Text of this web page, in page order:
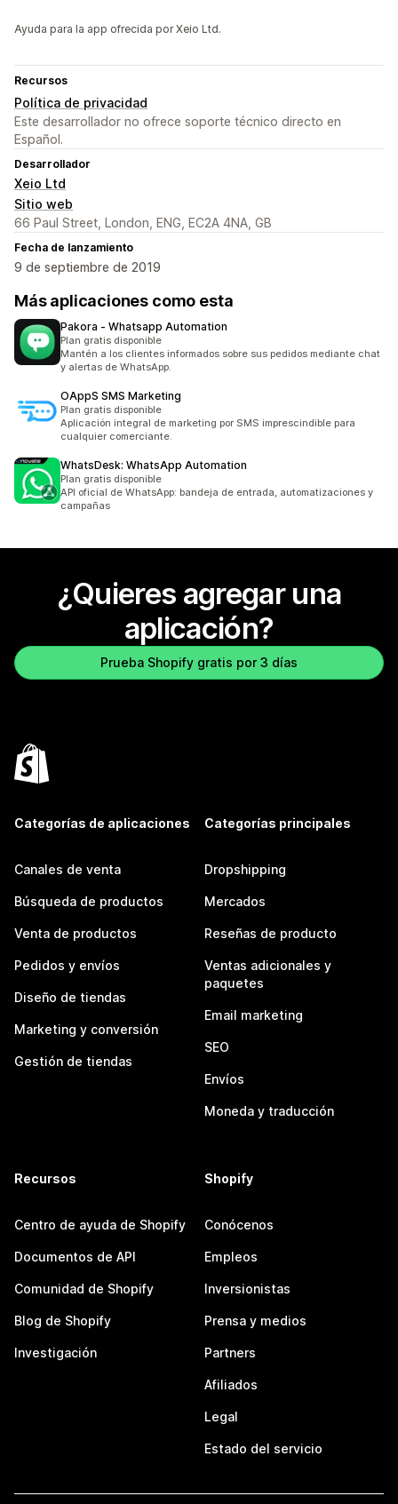
Ayuda para la app ofrecida por Xeio Ltd.
Recursos
Política de privacidad
Este desarrollador no ofrece soporte técnico directo en
Español.
Desarrollador
Xeio Ltd
Sitio web
66 Paul Street, London, ENG, EC2A 4NA, GB
Fecha de lanzamiento
9 de septiembre de 2019
Más aplicaciones como esta
Pakora ‑ Whatsapp Automation
Plan gratis disponible
Mantén a los clientes informados sobre sus pedidos mediante chat
y alertas de WhatsApp.
OAppS SMS Marketing
Plan gratis disponible
Aplicación integral de marketing por SMS imprescindible para
cualquier comerciante.
WhatsDesk: WhatsApp Automation
Plan gratis disponible
API oficial de WhatsApp: bandeja de entrada, automatizaciones y
campañas
¿Quieres agregar una
aplicación?
Prueba Shopify gratis por 3 días
Categorías de aplicaciones
Canales de venta
Búsqueda de productos
Venta de productos
Pedidos y envíos
Diseño de tiendas
Marketing y conversión
Gestión de tiendas
Categorías principales
Dropshipping
Mercados
Reseñas de producto
Ventas adicionales y
paquetes
Email marketing
SEO
Envíos
Moneda y traducción
Recursos
Centro de ayuda de Shopify
Documentos de API
Comunidad de Shopify
Blog de Shopify
Investigación
Shopify
Conócenos
Empleos
Inversionistas
Prensa y medios
Partners
Afiliados
Legal
Estado del servicio